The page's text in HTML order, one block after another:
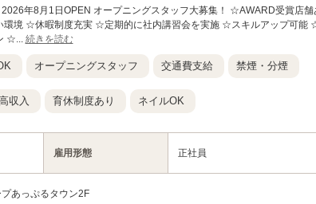
2026年8月1日OPEN オープニングスタッフ大募集！ ☆AWARD受賞店舗
境 ☆休暇制度充実 ☆定期的に社内講習会を実施 ☆スキルアップ可能
☆... 続きを読む
オープニングスタッフ 交通費支給 禁煙・分煙
収入 育休制度あり ネイルOK
雇用形態 正社員
あっぷるタウン2F